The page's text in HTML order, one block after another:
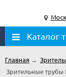
Каталог
Главная →
Зрительные трубы